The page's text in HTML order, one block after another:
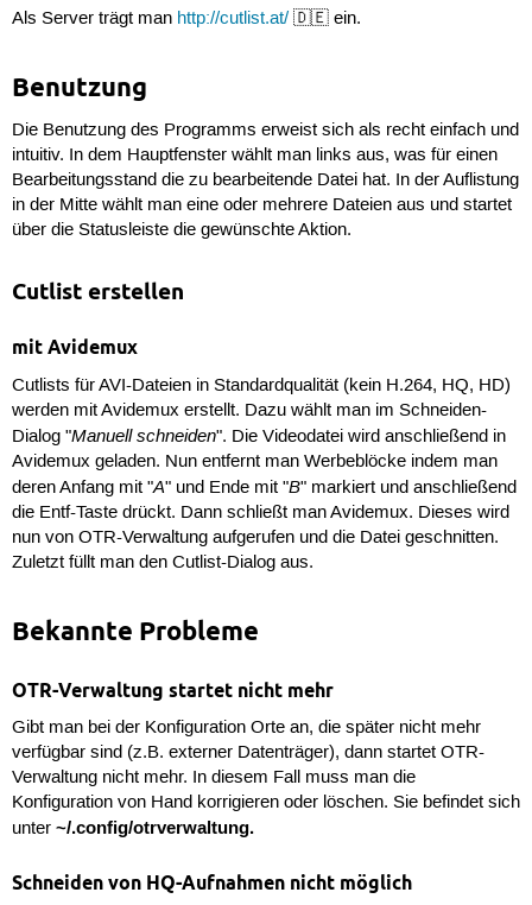
Als Server trägt man http://cutlist.at/🇩🇪 ein.
Benutzung
Die Benutzung des Programms erweist sich als recht einfach und
intuitiv. In dem Hauptfenster wählt man links aus, was für einen
Bearbeitungsstand die zu bearbeitende Datei hat. In der Auflistung
in der Mitte wählt man eine oder mehrere Dateien aus und startet
über die Statusleiste die gewünschte Aktion.
Cutlist erstellen
mit Avidemux
Cutlists für AVI-Dateien in Standardqualität (kein H.264, HQ, HD)
werden mit Avidemux erstellt. Dazu wählt man im Schneiden-
Dialog "Manuell schneiden". Die Videodatei wird anschließend in
Avidemux geladen. Nun entfernt man Werbeblöcke indem man
deren Anfang mit "A" und Ende mit "B" markiert und anschließend
die Entf-Taste drückt. Dann schließt man Avidemux. Dieses wird
nun von OTR-Verwaltung aufgerufen und die Datei geschnitten.
Zuletzt füllt man den Cutlist-Dialog aus.
Bekannte Probleme
OTR-Verwaltung startet nicht mehr
Gibt man bei der Konfiguration Orte an, die später nicht mehr
verfügbar sind (z.B. externer Datenträger), dann startet OTR-
Verwaltung nicht mehr. In diesem Fall muss man die
Konfiguration von Hand korrigieren oder löschen. Sie befindet sich
unter ~/.config/otrverwaltung.
Schneiden von HQ-Aufnahmen nicht möglich